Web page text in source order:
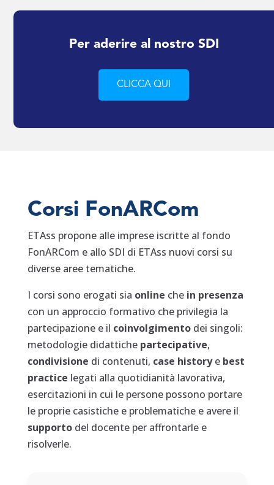
Per aderire al nostro SDI
CLICCA QUI
Corsi FonARCom
ETAss propone alle imprese iscritte al fondo
FonARCom e allo SDI di ETAss nuovi corsi su
diverse aree tematiche.
I corsi sono erogati sia online che in presenza
con un approccio formativo che privilegia la
partecipazione e il coinvolgimentodei singoli:
metodologie didattiche partecipative,
condivisione di contenuti, case historye best
practice legati alla quotidianità lavorativa,
esercitazioni in cui le persone possono portare
le proprie casistiche e problematiche e avere il
supportodel docente per affrontarle e
risolverle.